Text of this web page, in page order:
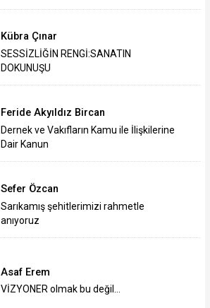
Kübra Çınar
SESSİZLİĞİN RENGİ:SANATIN
DOKUNUŞU
Feride Akyıldız Bircan
Dernek ve Vakıfların Kamu ile İlişkilerine
Dair Kanun
Sefer Özcan
Sarıkamış şehitlerimizi rahmetle
anıyoruz
Asaf Erem
VİZYONER olmak bu değil…